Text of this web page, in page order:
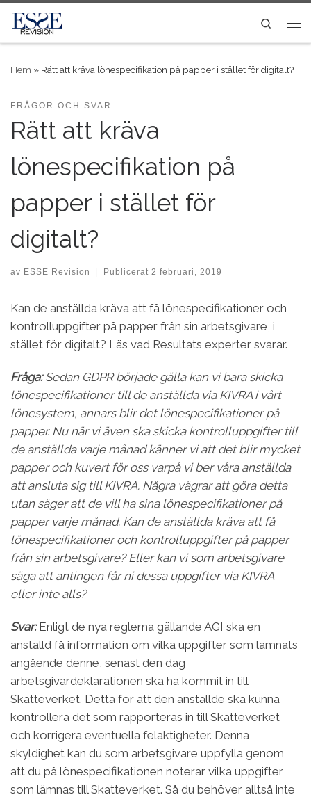
Skip to content
Search
Hem » Rätt att kräva lönespecifikation på papper i stället för digitalt?
FRÅGOR OCH SVAR
Rätt att kräva
lönespecifikation på
papper i stället för
digitalt?
av ESSE Revision Publicerat 2 februari, 2019
Kan de anställda kräva att få lönespecifikationer och
kontrolluppgifter på papper från sin arbetsgivare, i
stället för digitalt? Läs vad Resultats experter svarar.
Fråga:Sedan GDPR började gälla kan vi bara skicka
lönespecifikationer till de anställda via KIVRA i vårt
lönesystem, annars blir det lönespecifikationer på
papper. Nu när vi även ska skicka kontrolluppgifter till
de anställda varje månad känner vi att det blir mycket
papper och kuvert för oss varpå vi ber våra anställda
att ansluta sig till KIVRA. Några vägrar att göra detta
utan säger att de vill ha sina lönespecifikationer på
papper varje månad. Kan de anställda kräva att få
lönespecifikationer och kontrolluppgifter på papper
från sin arbetsgivare? Eller kan vi som arbetsgivare
säga att antingen får ni dessa uppgifter via KIVRA
eller inte alls?
Svar:Enligt de nya reglerna gällande AGI ska en
anställd få information om vilka uppgifter som lämnats
angående denne, senast den dag
arbetsgivardeklarationen ska ha kommit in till
Skatteverket. Detta för att den anställde ska kunna
kontrollera det som rapporteras in till Skatteverket
och korrigera eventuella felaktigheter. Denna
skyldighet kan du som arbetsgivare uppfylla genom
att du på lönespecifikationen noterar vilka uppgifter
som lämnas till Skatteverket. Så du behöver alltså inte